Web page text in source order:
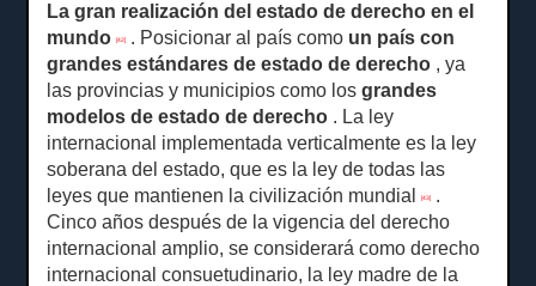
La gran realización del estado de derecho en el
mundo[42] . Posicionar al país como un país con
grandes estándares de estado de derecho , ya
las provincias y municipios como losgrandes
modelos de estado de derecho . La ley
internacional implementada verticalmente es la ley
soberana del estado, que es la ley de todas las
leyes que mantienen la civilización mundial[43]
.
Cinco años después de la vigencia del derecho
internacional amplio, se considerará como derecho
internacional consuetudinario, la ley madre de la